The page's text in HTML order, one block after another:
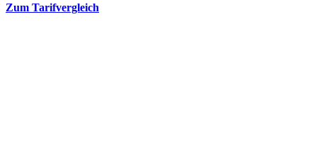
Zum Tarifvergleich